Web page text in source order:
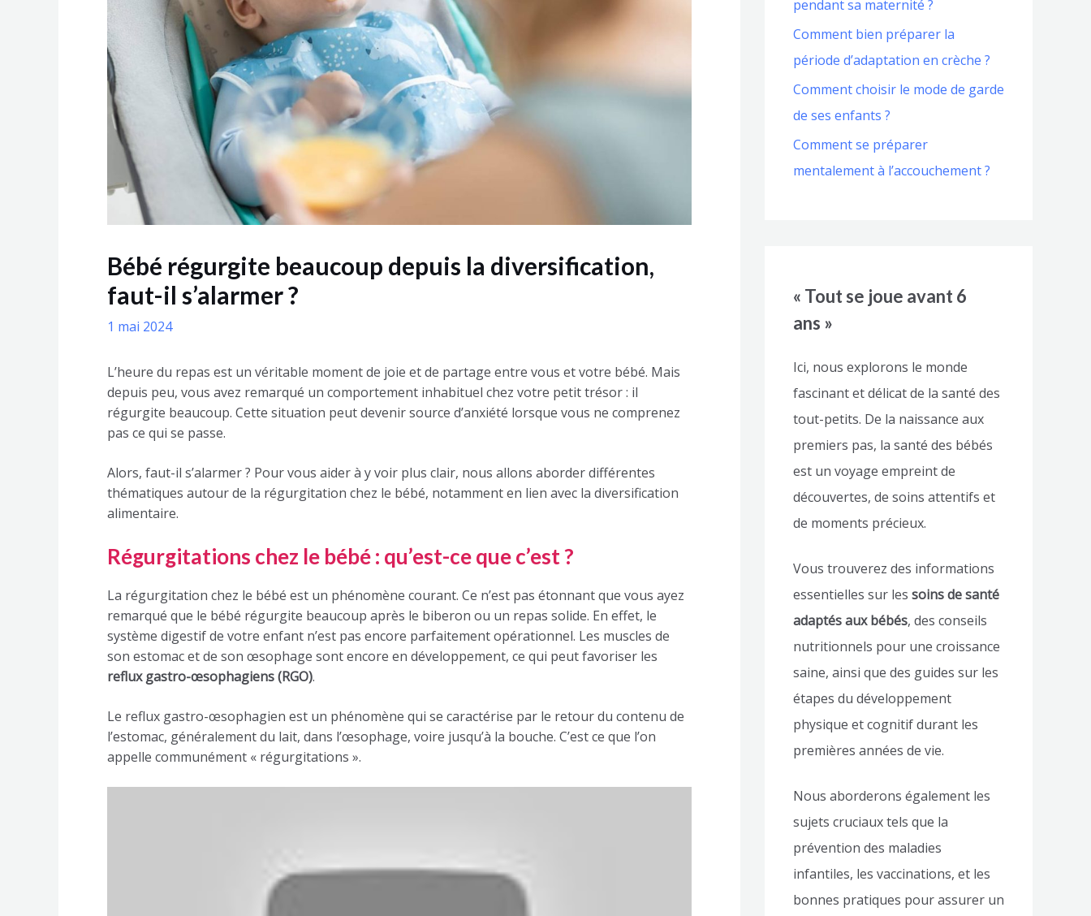
Bébé régurgite beaucoup depuis la diversification,
faut-il s’alarmer ?
1 mai 2024
L’heure du repas est un véritable moment de joie et de partage entre vous et votre bébé. Mais
depuis peu, vous avez remarqué un comportement inhabituel chez votre petit trésor : il
régurgite beaucoup. Cette situation peut devenir source d’anxiété lorsque vous ne comprenez
pas ce qui se passe.
Alors, faut-il s’alarmer ? Pour vous aider à y voir plus clair, nous allons aborder différentes
thématiques autour de la régurgitation chez le bébé, notamment en lien avec la diversification
alimentaire.
Régurgitations chez le bébé : qu’est-ce que c’est ?
La régurgitation chez le bébé est un phénomène courant. Ce n’est pas étonnant que vous ayez
remarqué que le bébé régurgite beaucoup après le biberon ou un repas solide. En effet, le
système digestif de votre enfant n’est pas encore parfaitement opérationnel. Les muscles de
son estomac et de son œsophage sont encore en développement, ce qui peut favoriser les
reflux gastro-œsophagiens (RGO).
Le reflux gastro-œsophagien est un phénomène qui se caractérise par le retour du contenu de
l’estomac, généralement du lait, dans l’œsophage, voire jusqu’à la bouche. C’est ce que l’on
appelle communément « régurgitations ».
pendant sa maternité ?
Comment bien préparer la
période d’adaptation en crèche ?
Comment choisir le mode de garde
de ses enfants ?
Comment se préparer
mentalement à l’accouchement ?
« Tout se joue avant 6
ans »
Ici, nous explorons le monde
fascinant et délicat de la santé des
tout-petits. De la naissance aux
premiers pas, la santé des bébés
est un voyage empreint de
découvertes, de soins attentifs et
de moments précieux.
Vous trouverez des informations
essentielles sur les soins de santé
adaptés aux bébés, des conseils
nutritionnels pour une croissance
saine, ainsi que des guides sur les
étapes du développement
physique et cognitif durant les
premières années de vie.
Nous aborderons également les
sujets cruciaux tels que la
prévention des maladies
infantiles, les vaccinations, et les
bonnes pratiques pour assurer un